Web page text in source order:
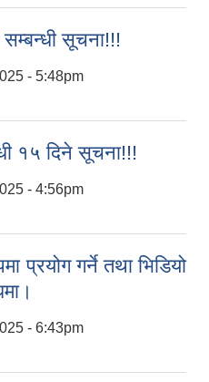
सम्बन्धी सूचना!!!
- 5:48pm
१५ दिने सूचना!!!
- 4:56pm
प्रयोग गर्ने तथा भिडियो
- 6:43pm